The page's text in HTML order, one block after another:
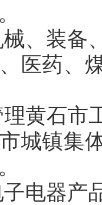
、装备
医药、
黄石市
城镇集
电器产